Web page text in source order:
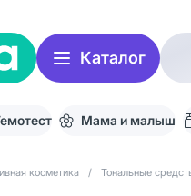
Каталог
Мама и малыш
косметика / Тональные